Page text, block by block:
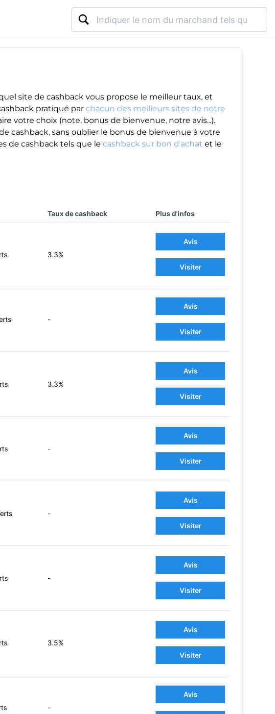
site de cashback vous propose le meilleur taux, et
pratiqué par chacun des meilleurs sites de notre
votre choix (note, bonus de bienvenue, notre avis...).
cashback, sans oublier le bonus de bienvenue à votre
de cashback tels que le cashback sur bon d'achat et le
Taux de cashback Plus d'infos
3.3%
Avis
Visiter
-
Avis
Visiter
3.3%
Avis
Visiter
-
Avis
Visiter
-
Avis
Visiter
-
Avis
Visiter
3.5%
Avis
Visiter
-
Avis